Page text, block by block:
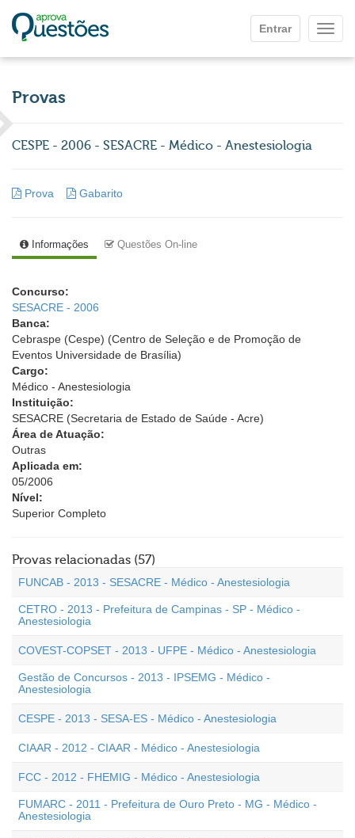
Entrar
Provas
CESPE - 2006 - SESACRE - Médico - Anestesiologia
Prova Gabarito
Informações Questões On-line
Concurso:
SESACRE - 2006
Banca:
Cebraspe (Cespe) (Centro de Seleção e de Promoção de
Eventos Universidade de Brasília)
Cargo:
Médico - Anestesiologia
Instituição:
SESACRE (Secretaria de Estado de Saúde - Acre)
Área de Atuação:
Outras
Aplicada em:
05/2006
Nível:
Superior Completo
Provas relacionadas (57)
FUNCAB - 2013 - SESACRE - Médico - Anestesiologia
CETRO - 2013 - Prefeitura de Campinas - SP - Médico -
Anestesiologia
COVEST-COPSET - 2013 - UFPE - Médico - Anestesiologia
Gestão de Concursos - 2013 - IPSEMG - Médico -
Anestesiologia
CESPE - 2013 - SESA-ES - Médico - Anestesiologia
CIAAR - 2012 - CIAAR - Médico - Anestesiologia
FCC - 2012 - FHEMIG - Médico - Anestesiologia
FUMARC - 2011 - Prefeitura de Ouro Preto - MG - Médico -
Anestesiologia